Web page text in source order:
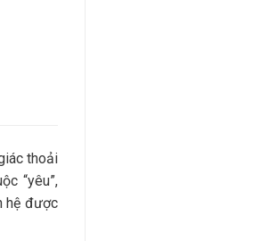
thoải
“yêu”,
hệ được